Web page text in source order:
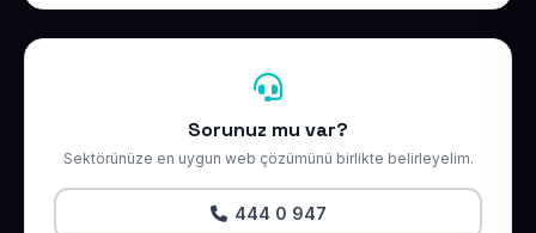
Sorunuz mu var?
Sektörünüze en uygun web çözümünü birlikte belirleyelim.
444 0 947